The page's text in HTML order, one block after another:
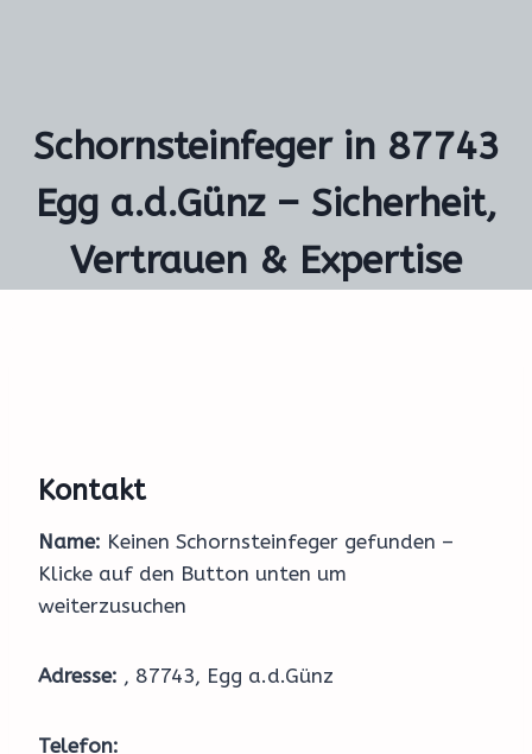
Schornsteinfeger in 87743
Egg a.d.Günz – Sicherheit,
Vertrauen & Expertise
Kontakt
Name: Keinen Schornsteinfeger gefunden –
Klicke auf den Button unten um
weiterzusuchen
Adresse: , 87743, Egg a.d.Günz
Telefon: